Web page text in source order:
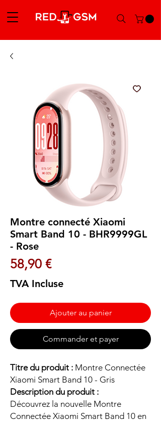
Montre connecté Xiaomi
Smart Band 10 - BHR9999GL
- Rose
58,90 €Prix
TVA Incluse
Ajouter au panier
Commander et payer
Titre du produit : Montre Connectée
Xiaomi Smart Band 10 - Gris
Description du produit :
Découvrez la nouvelle Montre
Connectée Xiaomi Smart Band 10 en